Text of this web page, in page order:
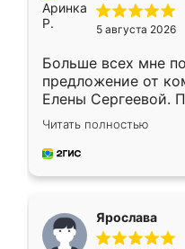
5 августа 2026
Больше всех мне
предложение от
Елены Сергеевой.
короткие сроки
для замера
предложил по
Читать полностью
Ярослава